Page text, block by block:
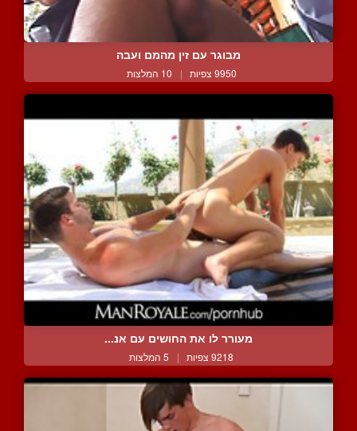
מבוגר עם זין מהמם ועבה
9950 צפיות | 10 המלצות
מעורר לו את החושים עם אנ...
9218 צפיות | 5 המלצות